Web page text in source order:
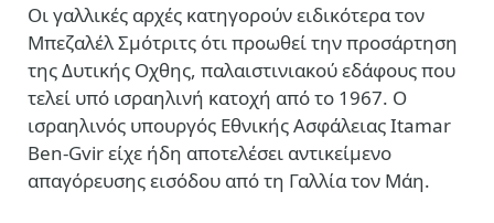
Οι γαλλικές αρχές κατηγορούν ειδικότερα τον
Μπεζαλέλ Σμότριτς ότι προωθεί την προσάρτηση
της Δυτικής Οχθης, παλαιστινιακού εδάφους που
τελεί υπό ισραηλινή κατοχή από το 1967. Ο
ισραηλινός υπουργός Εθνικής ΑσφάλειαςItamar
Ben-Gvirείχε ήδη αποτελέσει αντικείμενο
απαγόρευσης εισόδου από τη Γαλλία τον Μάη.